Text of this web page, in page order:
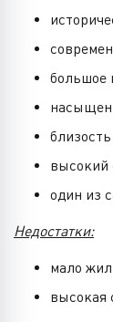
большое
высокий
один из
Недостатки:
мало
высокая